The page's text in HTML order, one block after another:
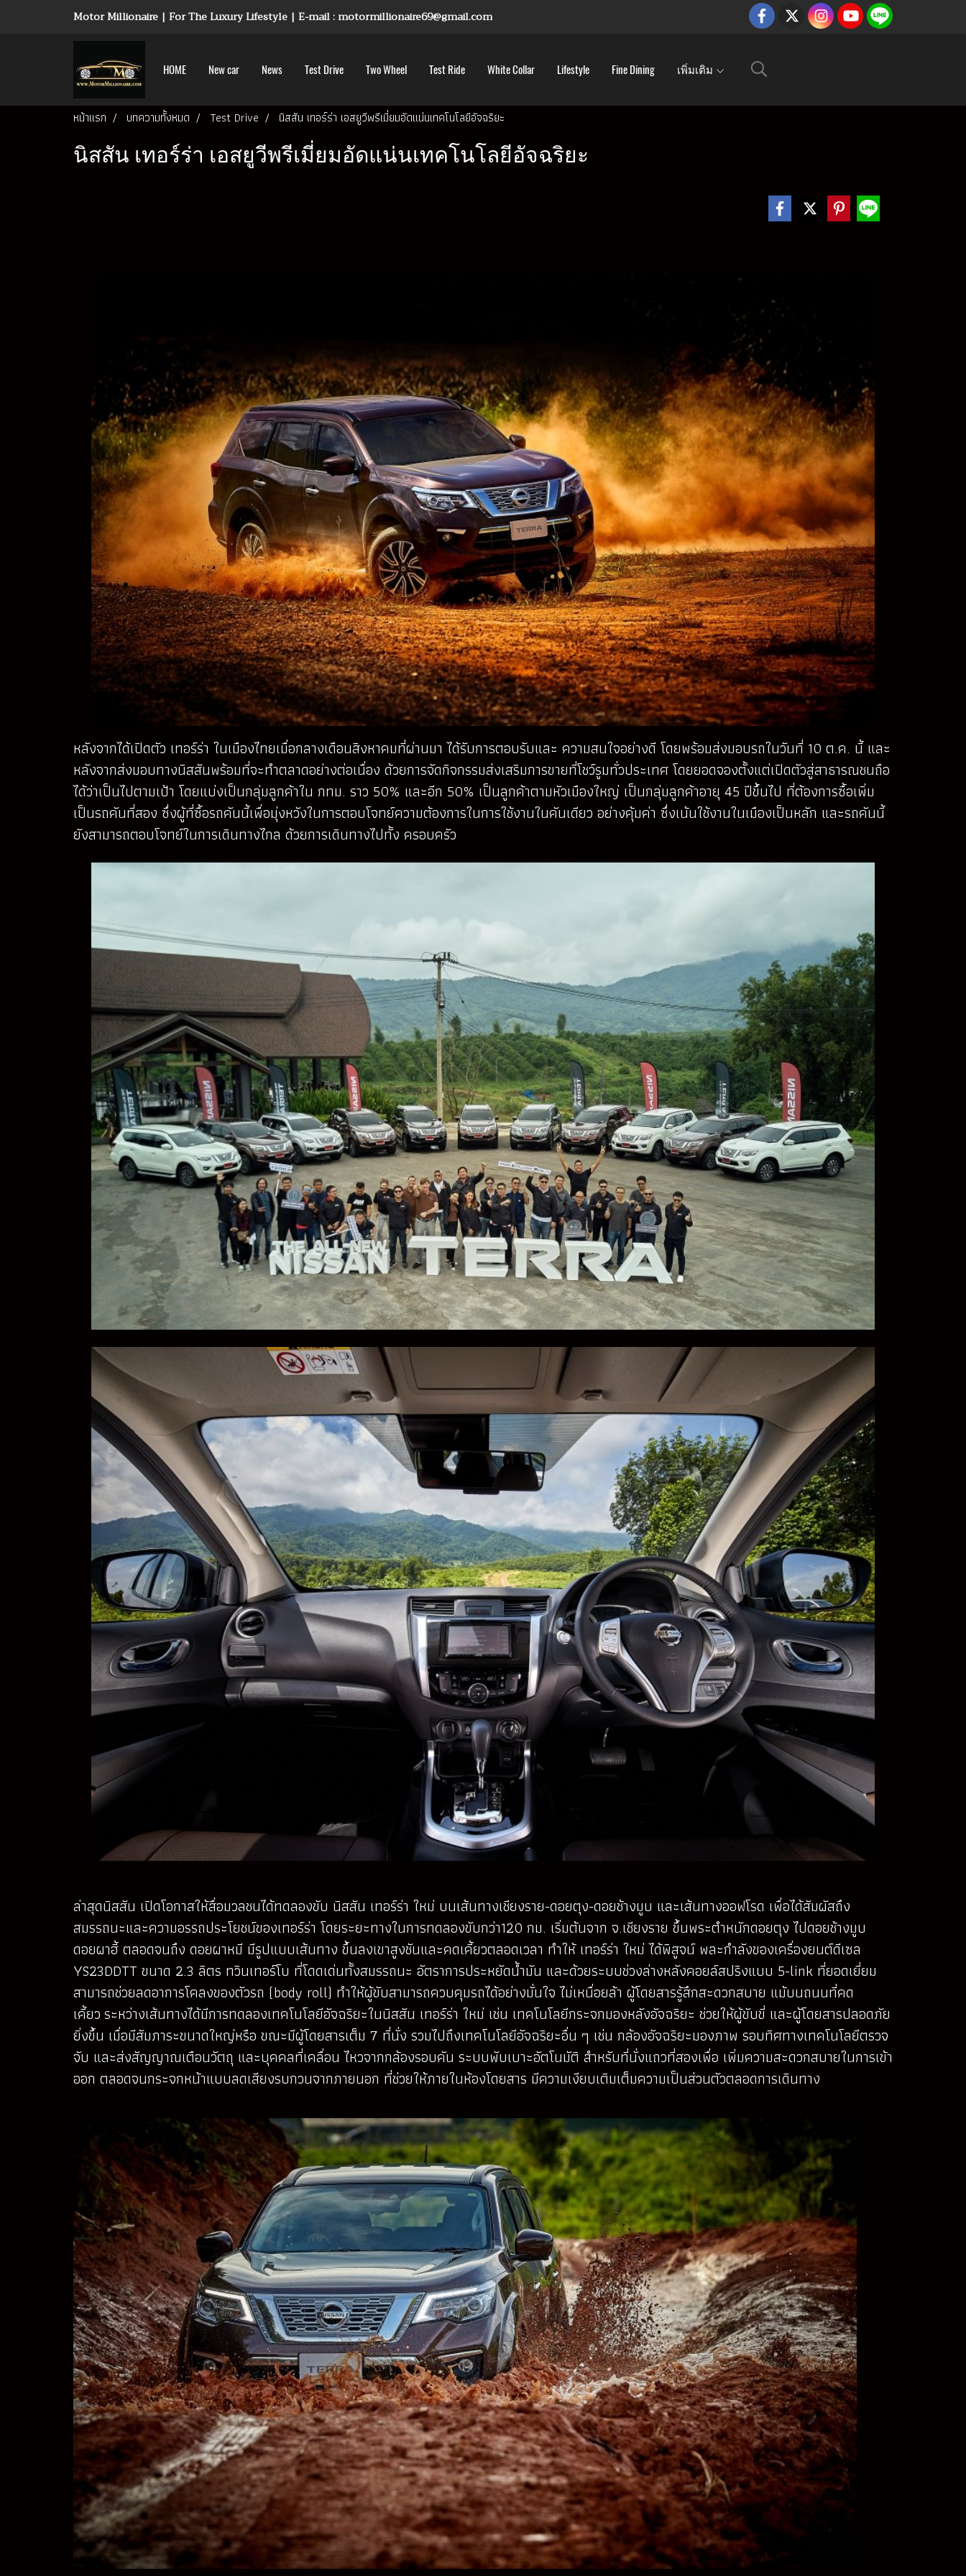
Motor Millionaire | For The Luxury Lifestyle | E-mail : motormillionaire69@gmail.com
HOME New car News Test Drive Two Wheel Test Ride White Collar Lifestyle Fine Dining เพิ่มเติม
หน้าแรก บทความทั้งหมด Test Drive นิสสัน เทอร์ร่า เอสยูวีพรีเมี่ยมอัดแน่นเทคโนโลยีอัจฉริยะ
นิสสัน เทอร์ร่า เอสยูวีพรีเมี่ยมอัดแน่นเทคโนโลยีอัจฉริยะ
หลังจากได้เปิดตัว เทอร์ร่า ในเมืองไทยเมื่อกลางเดือนสิงหาคมที่ผ่านมา ได้รับการตอบรับและ ความสนใจอย่างดี โดยพร้อมส่งมอบรถในวันที่ 10 ต.ค. นี้ และ
หลังจากส่งมอบทางนิสสันพร้อมที่จะทำตลาดอย่างต่อเนื่อง ด้วยการจัดกิจกรรมส่งเสริมการขายที่โชว์รูมทั่วประเทศ โดยยอดจองตั้งแต่เปิดตัวสู่สาธารณชนถือ
ได้ว่าเป็นไปตามเป้า โดยแบ่งเป็นกลุ่มลูกค้าใน กทม. ราว 50% และอีก 50% เป็นลูกค้าตามหัวเมืองใหญ่ เป็นกลุ่มลูกค้าอายุ 45 ปีขึ้นไป ที่ต้องการซื้อเพิ่ม
เป็นรถคันที่สอง ซึ่งผู้ที่ซื้อรถคันนี้เพื่อมุ่งหวังในการตอบโจทย์ความต้องการในการใช้งานในคันเดียว อย่างคุ้มค่า ซึ่งเน้นใช้งานในเมืองเป็นหลัก และรถคันนี้
ยังสามารถตอบโจทย์ในการเดินทางไกล ด้วยการเดินทางไปทั้ง ครอบครัว
ล่าสุดนิสสัน เปิดโอกาสให้สื่อมวลชนได้ทดลองขับ นิสสัน เทอร์ร่า ใหม่ บนเส้นทางเชียงราย-ดอยตุง-ดอยช้างมูบ และเส้นทางออฟโรด เพื่อได้สัมผัสถึง
สมรรถนะและความอรรถประโยชน์ของเทอร์ร่า โดยระยะทางในการทดลองขับกว่า120 กม. เริ่มต้นจาก จ.เชียงราย ขึ้นพระตำหนักดอยตุง ไปดอยช้างมูบ
ดอยผาฮี้ ตลอดจนถึง ดอยผาหมี มีรูปแบบเส้นทาง ขึ้นลงเขาสูงชันและคดเคี้ยวตลอดเวลา ทำให้ เทอร์ร่า ใหม่ ได้พิสูจน์ พละกำลังของเครื่องยนต์ดีเซล
YS23DDTT ขนาด 2.3 ลิตร ทวินเทอร์โบ ที่โดดเด่นทั้งสมรรถนะ อัตราการประหยัดน้ำมัน และด้วยระบบช่วงล่างหลังคอยล์สปริงแบบ 5-link ที่ยอดเยี่ยม
สามารถช่วยลดอาการโคลงของตัวรถ (body roll) ทำให้ผู้ขับสามารถควบคุมรถได้อย่างมั่นใจ ไม่เหนื่อยล้า ผู้โดยสารรู้สึกสะดวกสบาย แม้บนถนนที่คด
เคี้ยว ระหว่างเส้นทางได้มีการทดลองเทคโนโลยีอัจฉริยะในนิสสัน เทอร์ร่า ใหม่ เช่น เทคโนโลยีกระจกมองหลังอัจฉริยะ ช่วยให้ผู้ขับขี่ และผู้โดยสารปลอดภัย
ยิ่งขึ้น เมื่อมีสัมภาระขนาดใหญ่หรือ ขณะมีผู้โดยสารเต็ม 7 ที่นั่ง รวมไปถึงเทคโนโลยีอัจฉริยะอื่น ๆ เช่น กล้องอัจฉริยะมองภาพ รอบทิศทางเทคโนโลยีตรวจ
จับ และส่งสัญญาณเตือนวัตถุ และบุคคลที่เคลื่อน ไหวจากกล้องรอบคัน ระบบพับเบาะอัตโนมัติ สำหรับที่นั่งแถวที่สองเพื่อ เพิ่มความสะดวกสบายในการเข้า
ออก ตลอดจนกระจกหน้าแบบลดเสียงรบกวนจากภายนอก ที่ช่วยให้ภายในห้องโดยสาร มีความเงียบเติมเต็มความเป็นส่วนตัวตลอดการเดินทาง